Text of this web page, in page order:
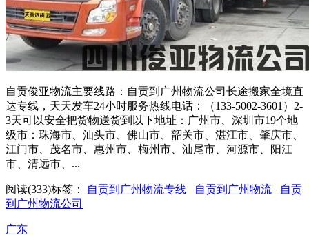
自贡俊亚物流主要线路：自贡到广州物流公司长途搬家全境直
达专线，天天发车24小时服务热线电话：（133-5002-3601）2-
3天可以安全把货物送货到以下地址：广州市、深圳市19个地
级市：珠海市、汕头市、佛山市、韶关市、湛江市、肇庆市、
江门市、茂名市、惠州市、梅州市、汕尾市、河源市、阳江
市、清远市、...
阅读(333)标签： 自贡到广州物流专线 自贡到广州物流
自贡
到广州物流公司
广东